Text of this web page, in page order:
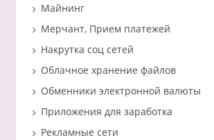
Майнинг
Мерчант, Прием платежей
Накрутка соц сетей
Облачное хранение файлов
Обменники электронной валюты
Приложения для заработка
Рекламные сети